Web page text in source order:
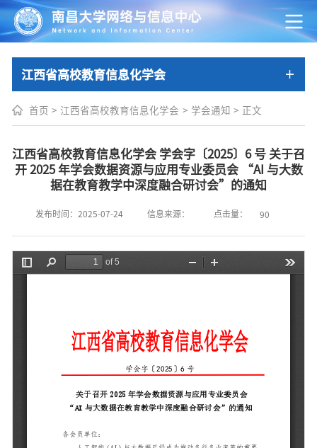
江西省高校教育信息化学会
首页 > 江西省高校教育信息化学会 > 学会通知 > 正文
江西省高校教育信息化学会 学会字〔2025〕6 号 关于召
开 2025 年学会数据资源与应用专业委员会 “AI 与大数
据在教育教学中深度融合研讨会”的通知
发布时间：2025-07-24 信息来源： 点击量： 90